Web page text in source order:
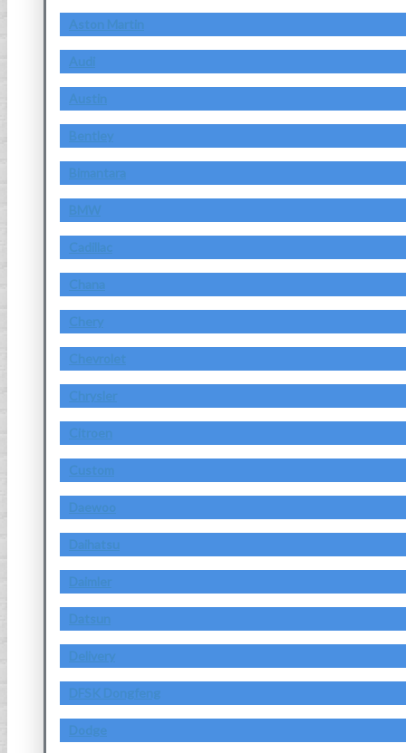
Aston Martin
Audi
Austin
Bentley
Bimantara
BMW
Cadillac
Chana
Chery
Chevrolet
Chrysler
Citroen
Custom
Daewoo
Daihatsu
Daimler
Datsun
Delivery
DFSK Dongfeng
Dodge